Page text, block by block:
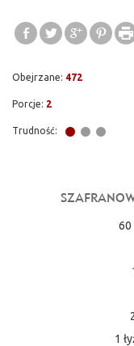
Obejrzane: 472
Porcje: 2
Trudność:
60
1